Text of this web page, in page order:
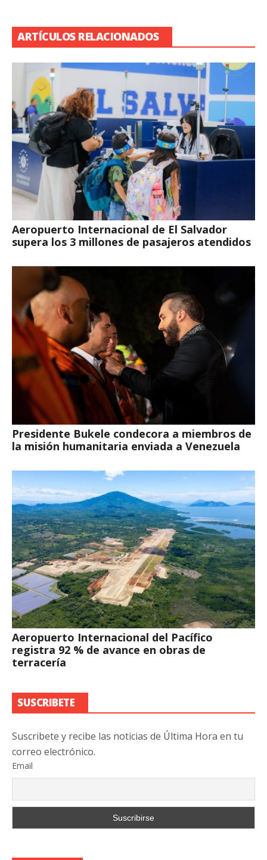
ARTÍCULOS RELACIONADOS
Aeropuerto Internacional de El Salvador
supera los 3 millones de pasajeros atendidos
Presidente Bukele condecora a miembros de
la misión humanitaria enviada a Venezuela
Aeropuerto Internacional del Pacífico
registra 92 % de avance en obras de
terracería
SUSCRIBETE
Suscribete y recibe las noticias de Última Hora en tu
correo electrónico.
Email